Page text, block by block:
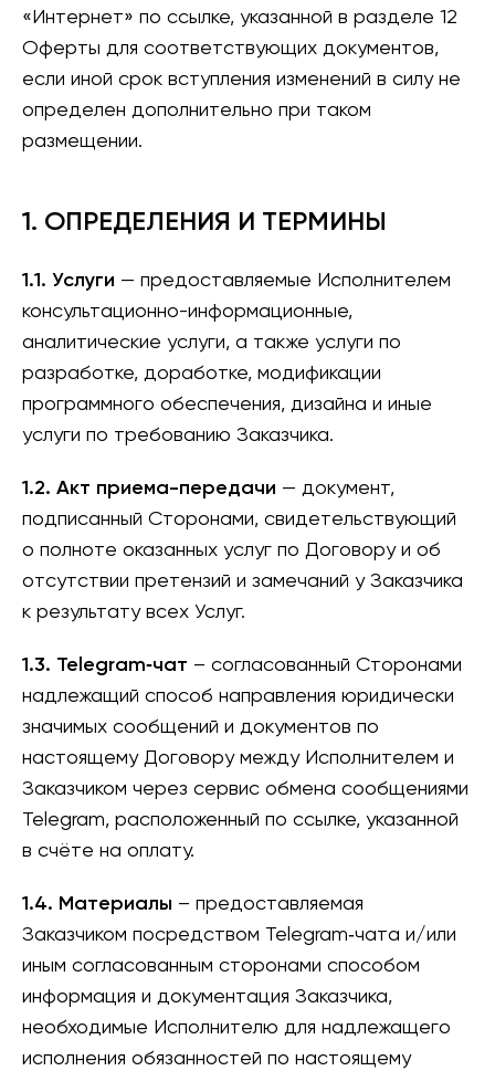
«Интернет» по ссылке, указанной в разделе 12
Оферты для соответствующих документов,
если иной срок вступления изменений в силу не
определен дополнительно при таком
размещении.
1. ОПРЕДЕЛЕНИЯ И ТЕРМИНЫ
1.1. Услуги — предоставляемые Исполнителем
консультационно-информационные,
аналитические услуги, а также услуги по
разработке, доработке, модификации
программного обеспечения, дизайна и иные
услуги по требованию Заказчика.
1.2. Акт приема-передачи — документ,
подписанный Сторонами, свидетельствующий
о полноте оказанных услуг по Договору и об
отсутствии претензий и замечаний у Заказчика
к результату всех Услуг.
1.3. Telegram‑чат – согласованный Сторонами
надлежащий способ направления юридически
значимых сообщений и документов по
настоящему Договору между Исполнителем и
Заказчиком через сервис обмена сообщениями
Telegram, расположенный по ссылке, указанной
в счёте на оплату.
1.4. Материалы – предоставляемая
Заказчиком посредством Telegram‑чата и/или
иным согласованным сторонами способом
информация и документация Заказчика,
необходимые Исполнителю для надлежащего
исполнения обязанностей по настоящему